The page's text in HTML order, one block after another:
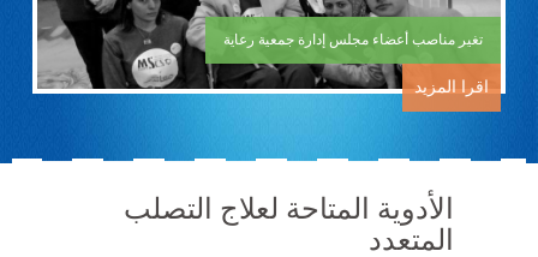
تغير مناصب أعضاء مجلس إدارة جمعية رعاية
اقرا المزيد
الأدوية المتاحة لعلاج التصلب
المتعدد